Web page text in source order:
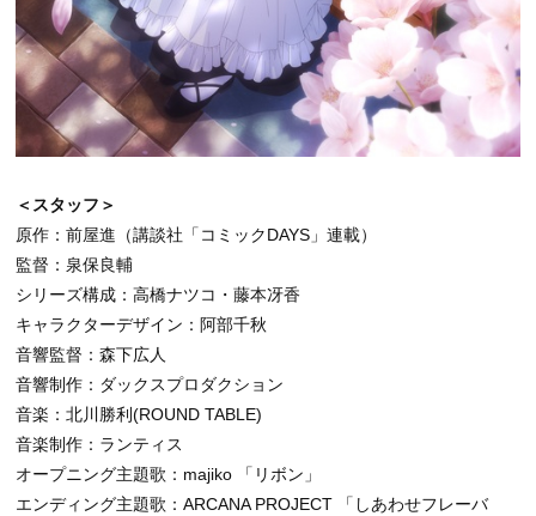
＜スタッフ＞
原作：前屋進（講談社「コミックDAYS」連載）
監督：泉保良輔
シリーズ構成：高橋ナツコ・藤本冴香
キャラクターデザイン：阿部千秋
音響監督：森下広人
音響制作：ダックスプロダクション
音楽：北川勝利(ROUND TABLE)
音楽制作：ランティス
オープニング主題歌：majiko 「リボン」
エンディング主題歌：ARCANA PROJECT 「しあわせフレーバ